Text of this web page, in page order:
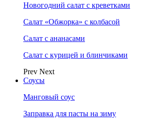
Новогодний салат с креветками
Салат «Обжорка» с колбасой
Салат с ананасами
Салат с курицей и блинчиками
Prev Next
Соусы
Манговый соус
Заправка для пасты на зиму